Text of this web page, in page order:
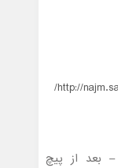
http://
– بعد از پیچ